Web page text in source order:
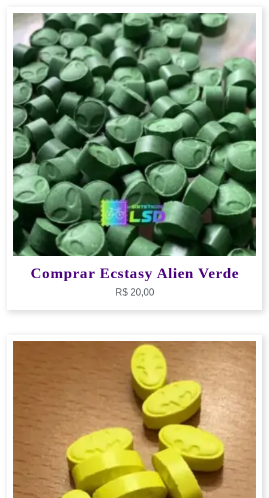
Comprar Ecstasy Alien Verde
R$20,00